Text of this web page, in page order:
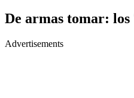
De armas tomar: los
Advertisements